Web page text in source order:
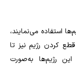
استفاده می‌نمایند،
کردن رژیم نیز تا
رژیم‌ها به‌صورت